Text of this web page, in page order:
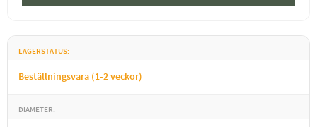
LAGERSTATUS
Beställningsvara (1-2 veckor)
DIAMETER